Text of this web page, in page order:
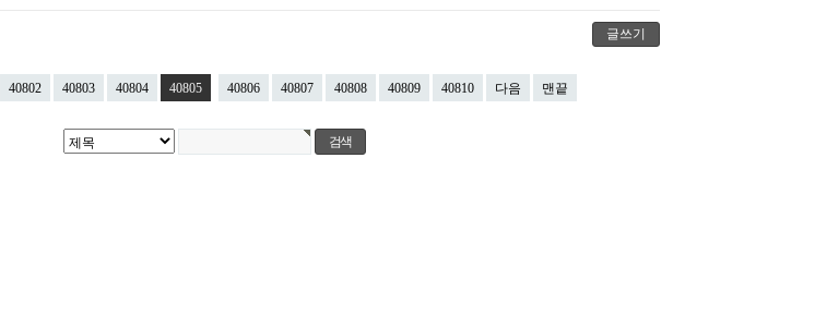
글쓰기
40802 40803 40804 40805 40806 40807 40808 40809 40810 다음 맨끝